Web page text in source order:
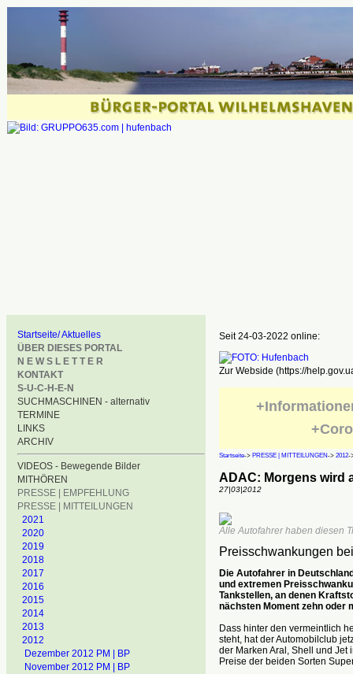
Startseite/ Aktuelles
ÜBER DIESES PORTAL
N E W S L E T T E R
KONTAKT
S-U-C-H-E-N
SUCHMASCHINEN - alternativ
TERMINE
LINKS
ARCHIV
VIDEOS - Bewegende Bilder
MITHÖREN
PRESSE | EMPFEHLUNG
PRESSE | MITTEILUNGEN
2021
2020
2019
2018
2017
2016
2015
2014
2013
2012
Dezember 2012 PM | BP
November 2012 PM | BP
Seit 24-03-2022 online:
Zur Webside (https://
Startseite-> PRESSE | MITTEILUNGEN-> 2012-
ADAC: Morgens wird
27|03|2012
Alle Autofahrer haben diesen
Preisschwankungen
Die Autofahrer in
und extremen
Tankstellen, an denen
nächsten Moment zehn oder
Dass hinter den vermeintlich
steht, hat der Automobilclub
der Marken Aral, Shell und
Preise der beiden Sorten